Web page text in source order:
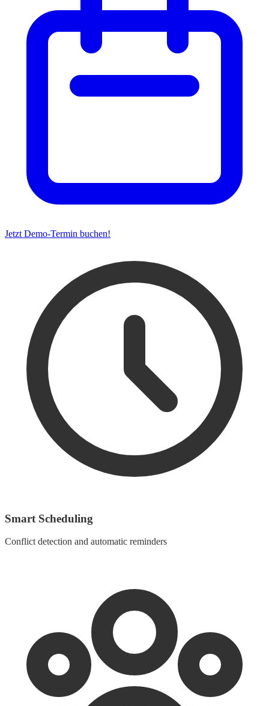
Jetzt Demo-Termin buchen!
Smart Scheduling
Conflict detection and automatic reminders